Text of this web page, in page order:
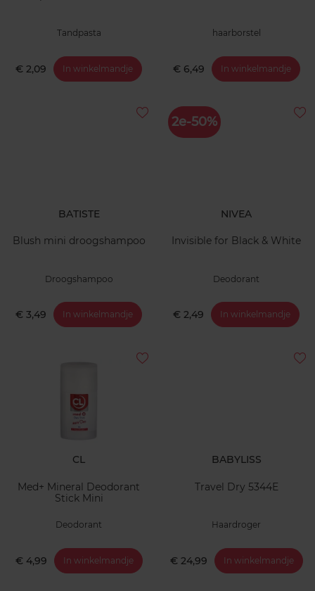
Tandpasta
€ 2,09 In winkelmandje
haarborstel
€ 6,49 In winkelmandje
BATISTE
Blush mini droogshampoo
Droogshampoo
€ 3,49 In winkelmandje
2e-50%
NIVEA
Invisible for Black & White
Deodorant
€ 2,49 In winkelmandje
CL
Med+ Mineral Deodorant
Stick Mini
Deodorant
€ 4,99 In winkelmandje
BABYLISS
Travel Dry 5344E
Haardroger
€ 24,99 In winkelmandje